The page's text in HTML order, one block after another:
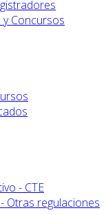
Concursos
- CTE
Otras regulaciones